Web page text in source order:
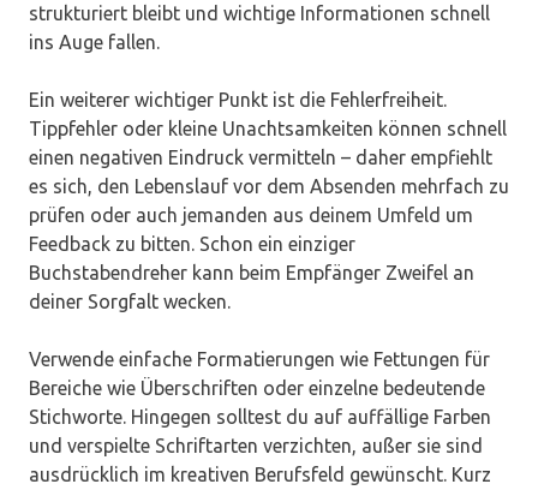
strukturiert bleibt und wichtige Informationen schnell
ins Auge fallen.
Ein weiterer wichtiger Punkt ist die Fehlerfreiheit.
Tippfehler oder kleine Unachtsamkeiten können schnell
einen negativen Eindruck vermitteln – daher empfiehlt
es sich, den Lebenslauf vor dem Absenden mehrfach zu
prüfen oder auch jemanden aus deinem Umfeld um
Feedback zu bitten. Schon ein einziger
Buchstabendreher kann beim Empfänger Zweifel an
deiner Sorgfalt wecken.
Verwende einfache Formatierungen wie Fettungen für
Bereiche wie Überschriften oder einzelne bedeutende
Stichworte. Hingegen solltest du auf auffällige Farben
und verspielte Schriftarten verzichten, außer sie sind
ausdrücklich im kreativen Berufsfeld gewünscht. Kurz